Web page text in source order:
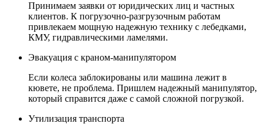
Принимаем заявки от юридических лиц и частных
клиентов. К погрузочно-разгрузочным работам
привлекаем мощную надежную технику с лебедками,
КМУ, гидравлическими ламелями.
Эвакуация с краном-манипулятором
Если колеса заблокированы или машина лежит в
кювете, не проблема. Пришлем надежный манипулятор,
который справится даже с самой сложной погрузкой.
Утилизация транспорта